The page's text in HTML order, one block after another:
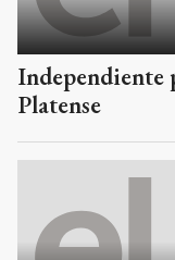
Independiente
Platense